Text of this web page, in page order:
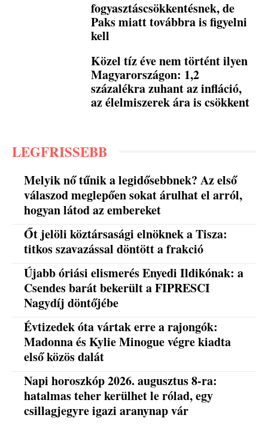
fogyasztáscsökkentésnek, de
Paks miatt továbbra is figyelni
kell
Közel tíz éve nem történt ilyen
Magyarországon: 1,2
százalékra zuhant az infláció,
az élelmiszerek ára is csökkent
LEGFRISSEBB
Melyik nő tűnik a legidősebbnek? Az első
válaszod meglepően sokat árulhat el arról,
hogyan látod az embereket
Őt jelöli köztársasági elnöknek a Tisza:
titkos szavazással döntött a frakció
Újabb óriási elismerés Enyedi Ildikónak: a
Csendes barát bekerült a FIPRESCI
Nagydíj döntőjébe
Évtizedek óta vártak erre a rajongók:
Madonna és Kylie Minogue végre kiadta
első közös dalát
Napi horoszkóp 2026. augusztus 8-ra:
hatalmas teher kerülhet le rólad, egy
csillagjegyre igazi aranynap vár